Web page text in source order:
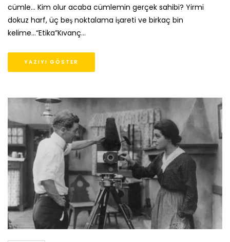
cümle… Kim olur acaba cümlemin gerçek sahibi? Yirmi
dokuz harf, üç beş noktalama işareti ve birkaç bin
kelime…“Etika”Kıvanç…
YAZIYI GÖSTER